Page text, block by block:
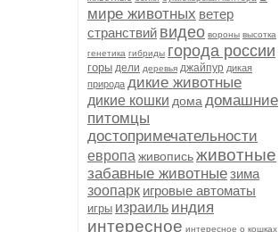
мире животных ветер
странствий видео вороны высотка
генетика гибриды города россии
горы дели деревья джайпур дикая
природа дикие животные
дикие кошки дома домашние
питомцы
достопримечательности
европа живописьживотные
забавные животныезима
зоопарк игровые автоматы
игры израиль индия
интересное интересное о кошках